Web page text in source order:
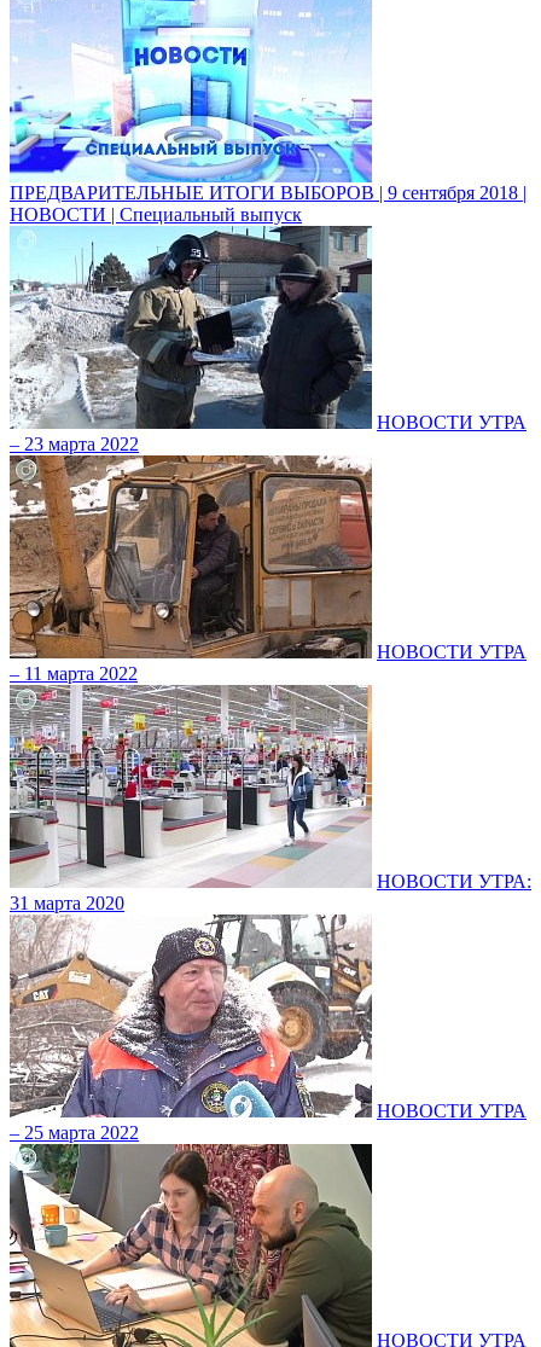
ПРЕДВАРИТЕЛЬНЫЕ ИТОГИ ВЫБОРОВ | 9 сентября 2018 |
НОВОСТИ | Специальный выпуск
НОВОСТИ УТРА
– 23 марта 2022
НОВОСТИ УТРА
– 11 марта 2022
НОВОСТИ УТРА:
31 марта 2020
НОВОСТИ УТРА
– 25 марта 2022
НОВОСТИ УТРА